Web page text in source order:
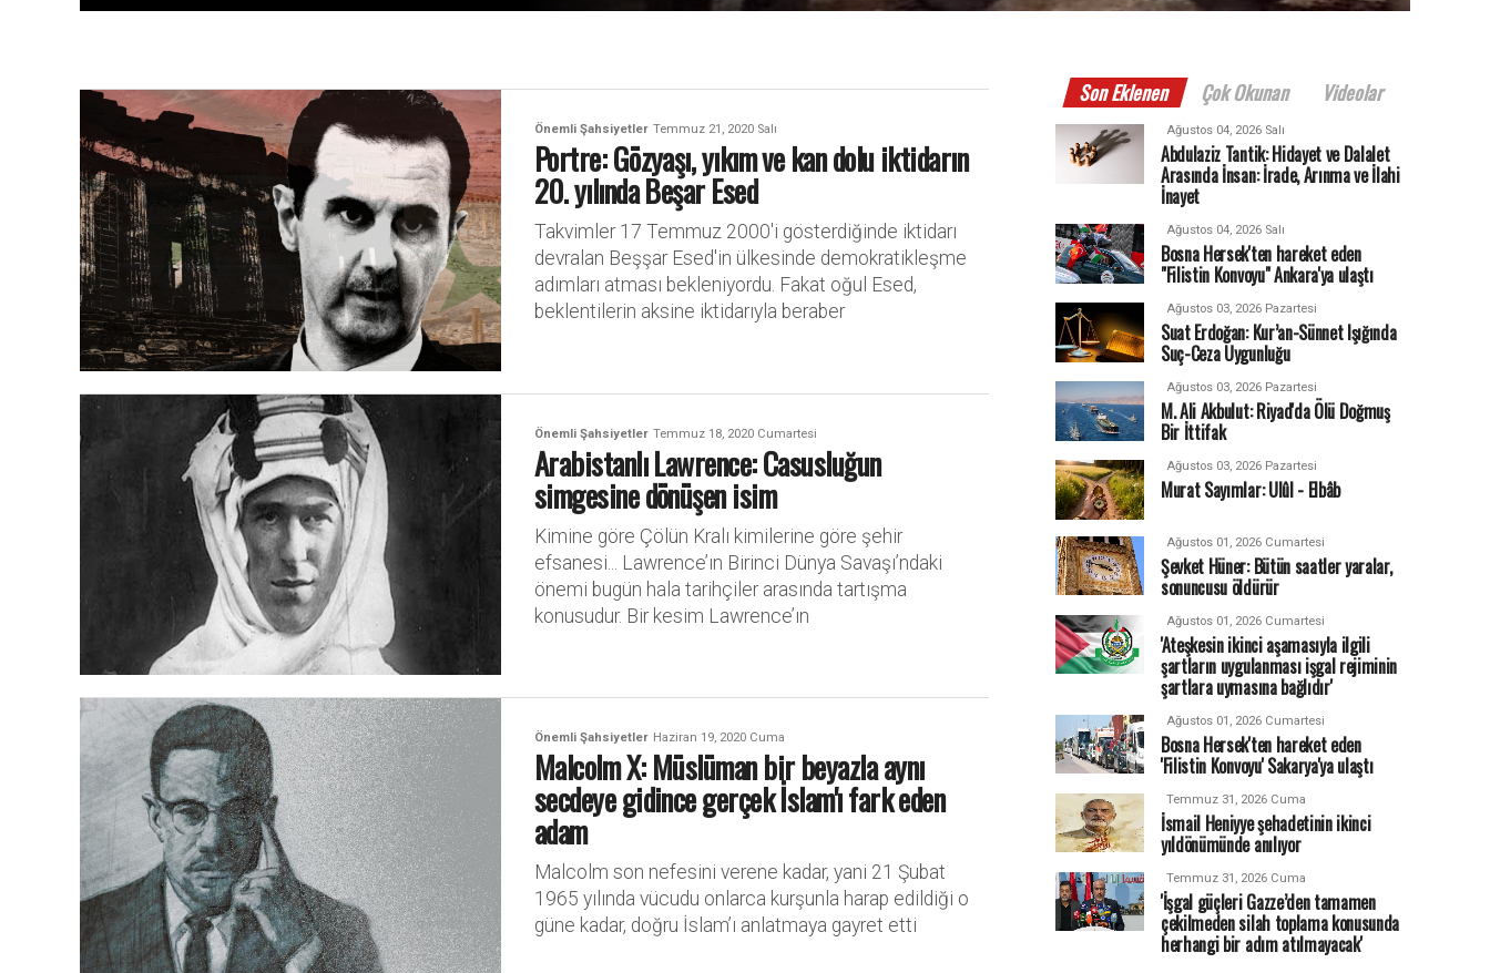
Önemli Şahsiyetler Temmuz 21, 2020 Salı
Portre: Gözyaşı, yıkım ve kan dolu iktidarın
20. yılında Beşar Esed
Takvimler 17 Temmuz 2000'i gösterdiğinde iktidarı
devralan Beşşar Esed'in ülkesinde demokratikleşme
adımları atması bekleniyordu. Fakat oğul Esed,
beklentilerin aksine iktidarıyla beraber
Önemli Şahsiyetler Temmuz 18, 2020 Cumartesi
Arabistanlı Lawrence: Casusluğun
simgesine dönüşen isim
Kimine göre Çölün Kralı kimilerine göre şehir
efsanesi... Lawrence’ın Birinci Dünya Savaşı’ndaki
önemi bugün hala tarihçiler arasında tartışma
konusudur. Bir kesim Lawrence’ın
Önemli Şahsiyetler Haziran 19, 2020 Cuma
Malcolm X: Müslüman bir beyazla aynı
secdeye gidince gerçek İslam'ı fark eden
adam
Malcolm son nefesini verene kadar, yani 21 Şubat
1965 yılında vücudu onlarca kurşunla harap edildiği o
güne kadar, doğru İslam’ı anlatmaya gayret etti
Son Eklenen Çok Okunan Videolar
Ağustos 04, 2026 Salı
Abdulaziz Tantik: Hidayet ve Dalalet
Arasında İnsan: İrade, Arınma ve İlahi
İnayet
Ağustos 04, 2026 Salı
Bosna Hersek'ten hareket eden
"Filistin Konvoyu" Ankara'ya ulaştı
Ağustos 03, 2026 Pazartesi
Suat Erdoğan: Kur’an-Sünnet Işığında
Suç-Ceza Uygunluğu
Ağustos 03, 2026 Pazartesi
M. Ali Akbulut: Riyad'da Ölü Doğmuş
Bir İttifak
Ağustos 03, 2026 Pazartesi
Murat Sayımlar: Ulûl - Elbâb
Ağustos 01, 2026 Cumartesi
Şevket Hüner: Bütün saatler yaralar,
sonuncusu öldürür
Ağustos 01, 2026 Cumartesi
'Ateşkesin ikinci aşamasıyla ilgili
şartların uygulanması işgal rejiminin
şartlara uymasına bağlıdır'
Ağustos 01, 2026 Cumartesi
Bosna Hersek'ten hareket eden
'Filistin Konvoyu' Sakarya'ya ulaştı
Temmuz 31, 2026 Cuma
İsmail Heniyye şehadetinin ikinci
yıldönümünde anılıyor
Temmuz 31, 2026 Cuma
'İşgal güçleri Gazze’den tamamen
çekilmeden silah toplama konusunda
herhangi bir adım atılmayacak'